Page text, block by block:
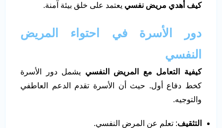
كيف أهدي مريض نفسي يعتمد على خلق بيئة آمنة.
دور الأسرة في احتواء المريض
النفسي
كيفية التعامل مع المريض النفسي يشمل دور الأسرة
كخط دفاع أول. حيث أن الأسرة تقدم الدعم العاطفي
والتوجيه.
التثقيف: تعلم عن المرض النفسي.